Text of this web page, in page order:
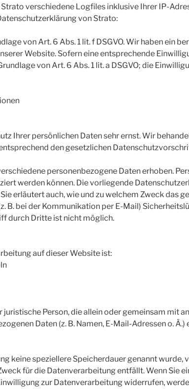
verschiedene Logfiles inklusive Ihrer IP-
von Strato:
von Art. 6 Abs. 1 lit. f DSGVO. Wir haben ein
Website. Sofern eine entsprechende
von Art. 6 Abs. 1 lit. a DSGVO; die
Ihrer persönlichen Daten sehr ernst. Wir
den gesetzlichen
personenbezogene Daten erhoben.
werden können. Die vorliegende
erläutert auch, wie und zu welchem Zweck das
B. bei der Kommunikation per E-Mail)
durch Dritte ist nicht möglich.
auf dieser Website ist:
Person, die allein oder gemeinsam mit
Daten (z. B. Namen, E-Mail-Adressen o. Ä.)
keine speziellere Speicherdauer genannt wurde,
für die Datenverarbeitung entfällt. Wenn Sie
zur Datenverarbeitung widerrufen,